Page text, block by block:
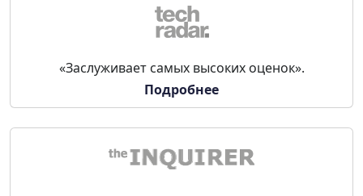
«Заслуживает самых высоких оценок».
Подробнее